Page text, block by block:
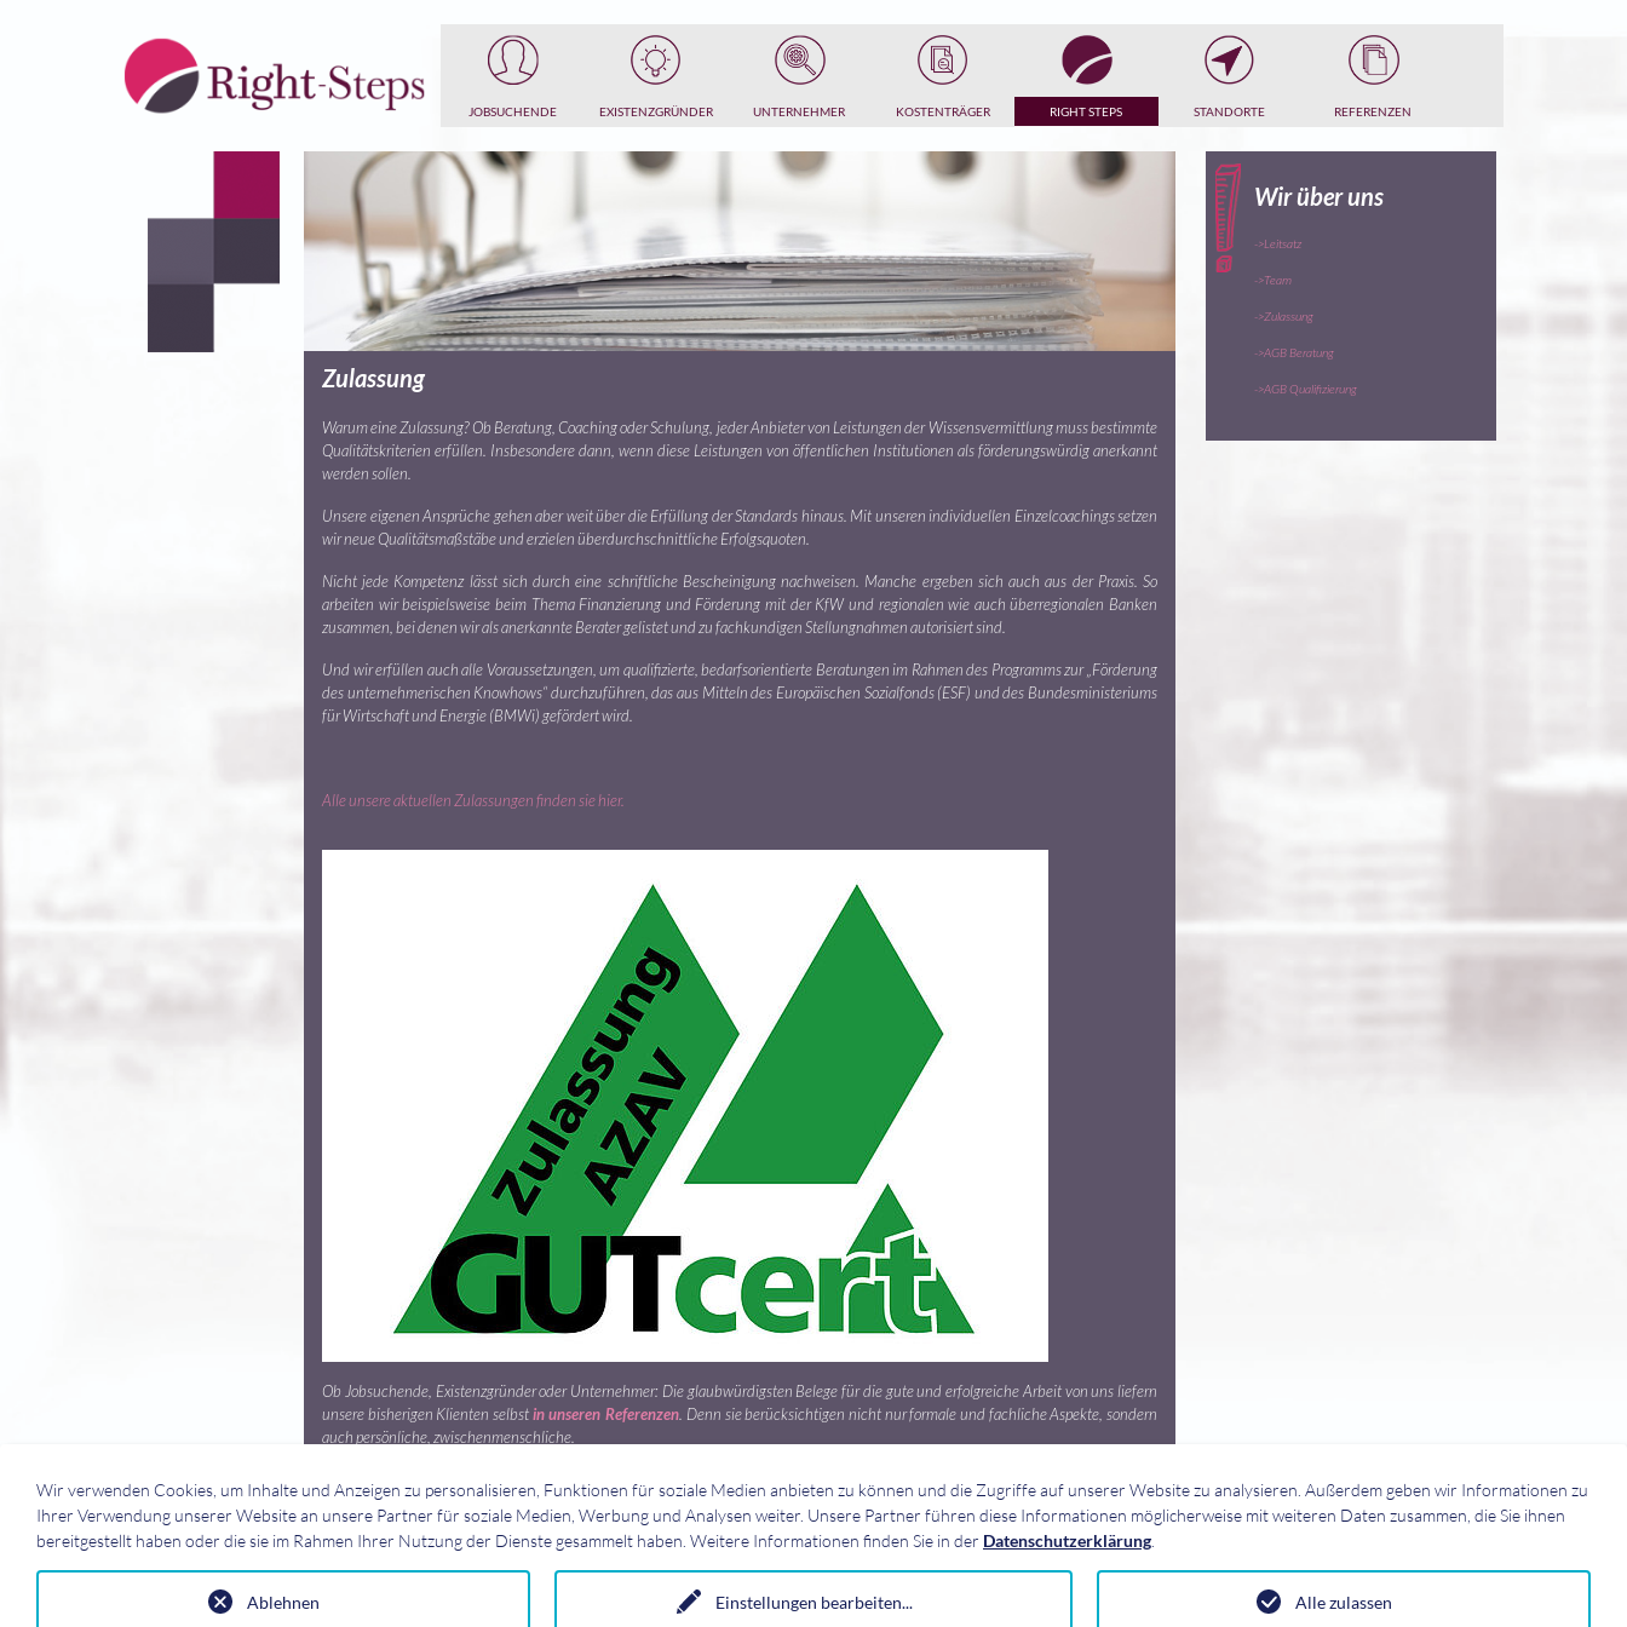
JOBSUCHENDE EXISTENZGRÜNDER UNTERNEHMER KOSTENTRÄGER RIGHT STEPS STANDORTE REFERENZEN
Zulassung
Warum eine Zulassung? Ob Beratung, Coaching oder Schulung, jeder Anbieter von Leistungen der Wissensvermittlung muss bestimmte
Qualitätskriterien erfüllen. Insbesondere dann, wenn diese Leistungen von öffentlichen Institutionen als förderungswürdig anerkannt
werden sollen.
Unsere eigenen Ansprüche gehen aber weit über die Erfüllung der Standards hinaus. Mit unseren individuellen Einzelcoachings setzen
wir neue Qualitätsmaßstäbe und erzielen überdurchschnittliche Erfolgsquoten.
Nicht jede Kompetenz lässt sich durch eine schriftliche Bescheinigung nachweisen. Manche ergeben sich auch aus der Praxis. So
arbeiten wir beispielsweise beim Thema Finanzierung und Förderung mit der KfW und regionalen wie auch überregionalen Banken
zusammen, bei denen wir als anerkannte Berater gelistet und zu fachkundigen Stellungnahmen autorisiert sind.
Und wir erfüllen auch alle Voraussetzungen, um qualifizierte, bedarfsorientierte Beratungen im Rahmen des Programms zur „Förderung
des unternehmerischen Knowhows“ durchzuführen, das aus Mitteln des Europäischen Sozialfonds (ESF) und des Bundesministeriums
für Wirtschaft und Energie (BMWi) gefördert wird.
Alle unsere aktuellen Zulassungen finden sie hier.
Ob Jobsuchende, Existenzgründer oder Unternehmer: Die glaubwürdigsten Belege für die gute und erfolgreiche Arbeit von uns liefern
unsere bisherigen Klienten selbstin unseren Referenzen. Denn sie berücksichtigen nicht nur formale und fachliche Aspekte, sondern
auch persönliche, zwischenmenschliche.
Ob auch in Ihrem Fall „die Chemie stimmt“, davon überzeugen Sie sich am besten selbst. Bei einem kostenlosen und unverbindlichen
Erstgespräch. Wir freuen uns darauf!
Wir über uns
->Leitsatz
->Team
->Zulassung
->AGB Beratung
->AGB Qualifizierung
Wir verwenden Cookies, um Inhalte und Anzeigen zu personalisieren, Funktionen für soziale Medien anbieten zu können und die Zugriffe auf unserer Website zu analysieren. Außerdem geben wir Informationen zu
Ihrer Verwendung unserer Website an unsere Partner für soziale Medien, Werbung und Analysen weiter. Unsere Partner führen diese Informationen möglicherweise mit weiteren Daten zusammen, die Sie ihnen
bereitgestellt haben oder die sie im Rahmen Ihrer Nutzung der Dienste gesammelt haben. Weitere Informationen finden Sie in der Datenschutzerklärung
Einstellungen bearbeiten...
Ablehnen Alle zulassen